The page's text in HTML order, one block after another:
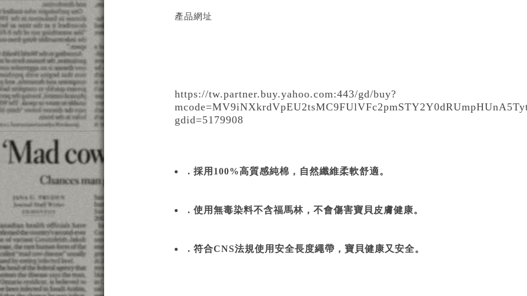
產品網址
https://tw.partner.buy.yahoo.com:443/gd/buy?
gdid=5179908
. 採用100%高質感純棉，自然纖維柔軟舒適。
. 使用無毒染料不含福馬林，不會傷害寶貝皮膚健康。
. 符合CNS法規使用安全長度繩帶，寶貝健康又安全。